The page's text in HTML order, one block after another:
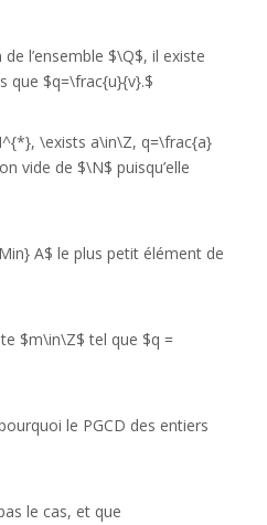
l’ensemble $\Q$, il existe
que $q=\frac{u}{v}.$
\exists a\in\Z, q=\frac{a}
vide de $\N$ puisqu’elle
A$ le plus petit élément de
$m\in\Z$ tel que $q =
le PGCD des entiers
le cas, et que